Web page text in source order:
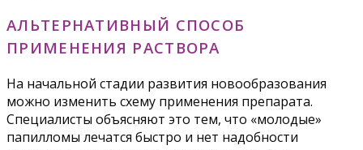
АЛЬТЕРНАТИВНЫЙ СПОСОБ
ПРИМЕНЕНИЯ РАСТВОРА
На начальной стадии развития новообразования
можно изменить схему применения препарата.
Специалисты объясняют это тем, что «молодые»
папилломы лечатся быстро и нет надобности